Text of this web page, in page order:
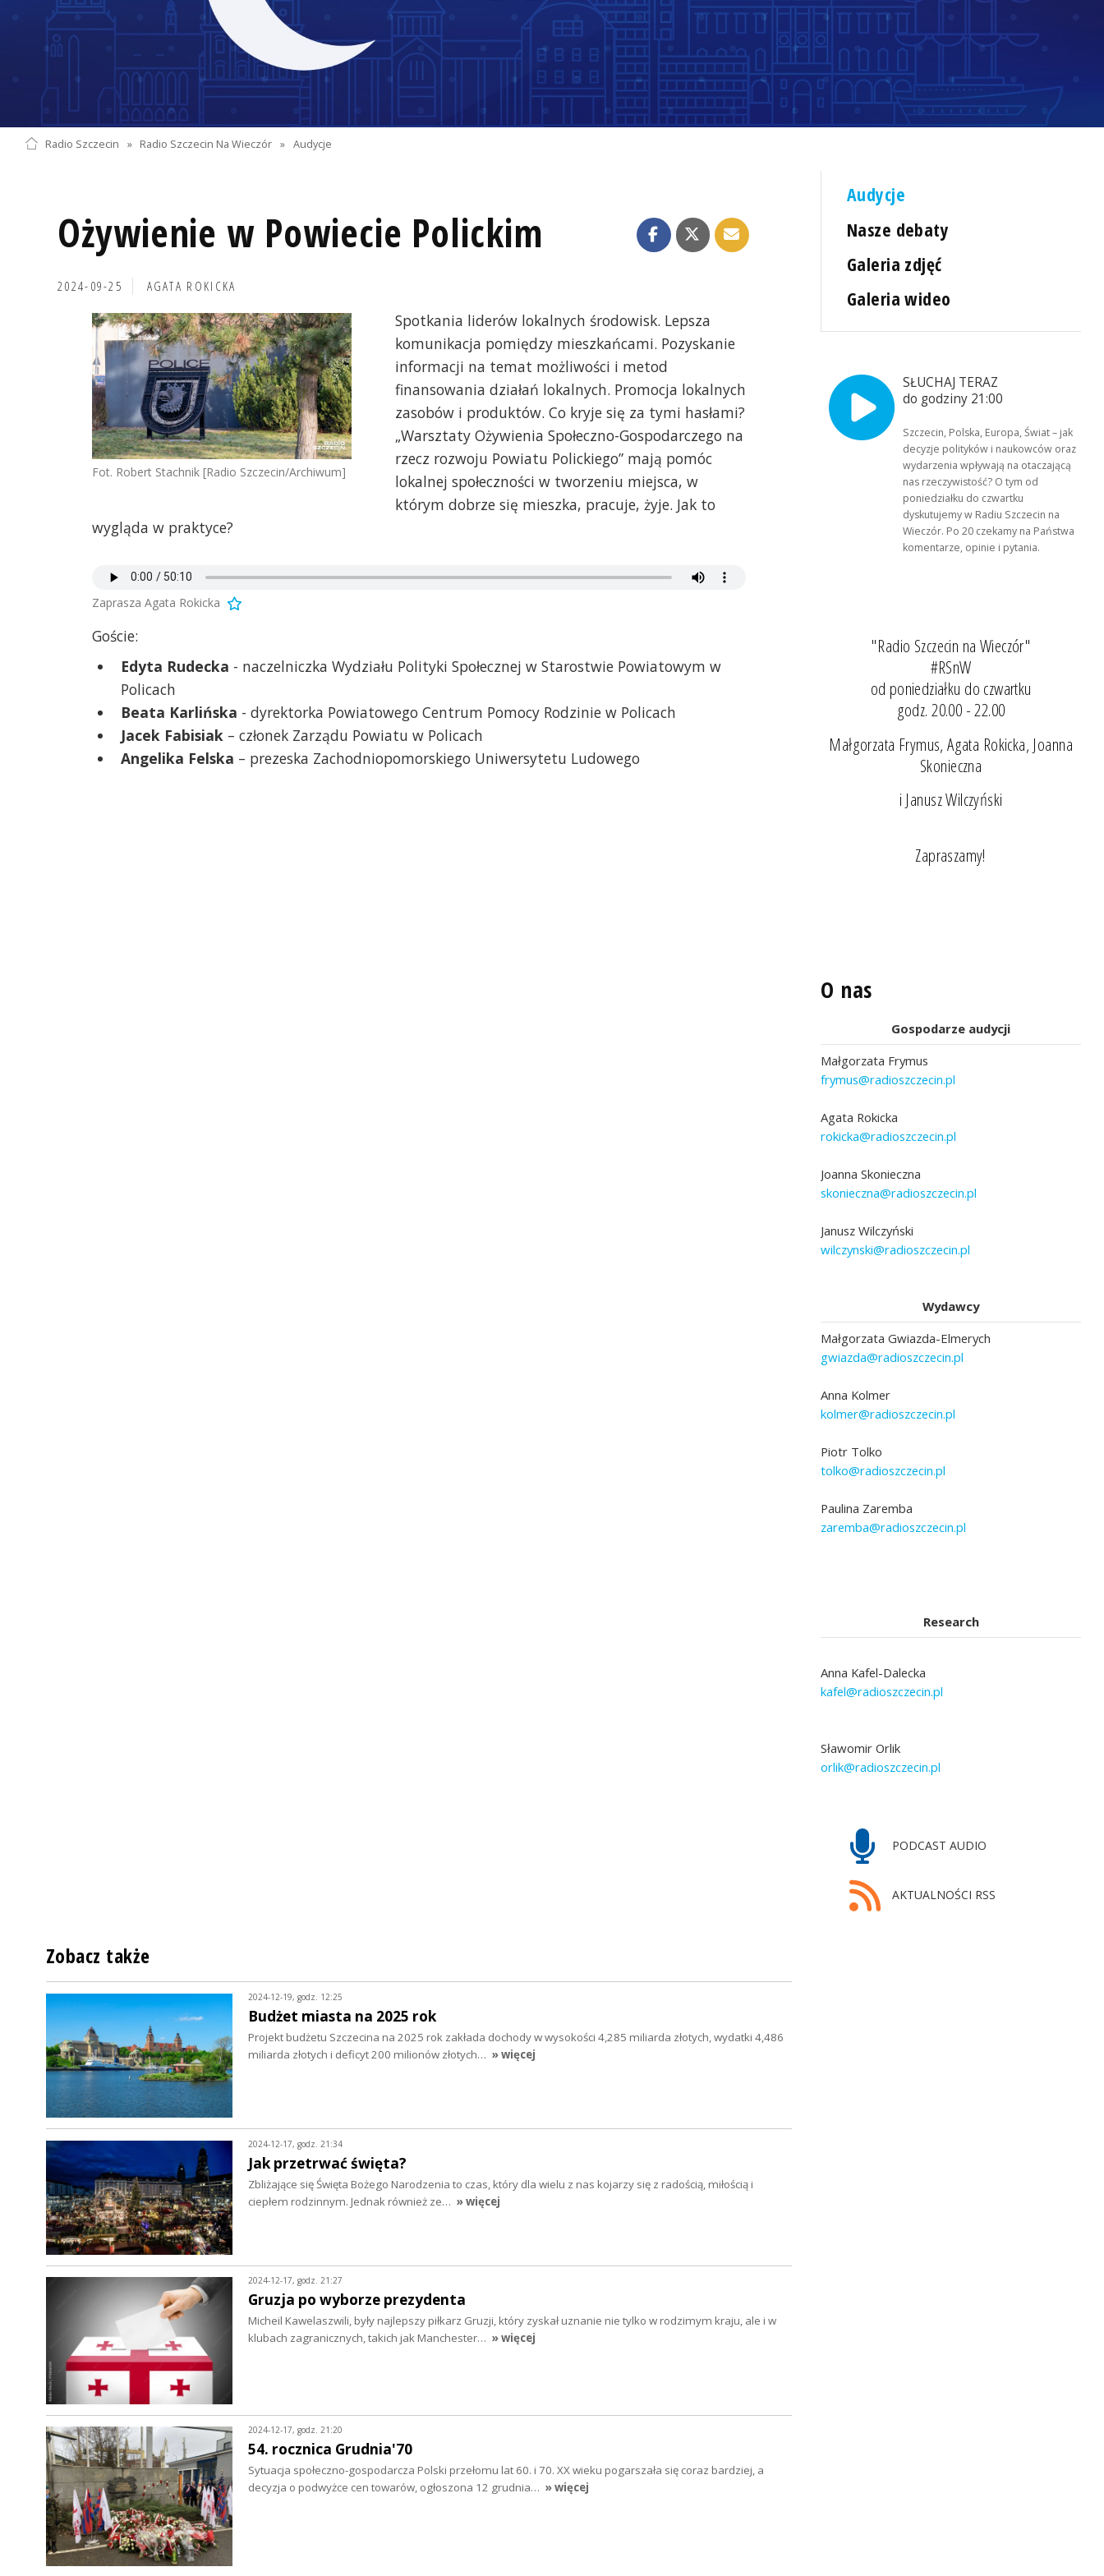
Radio Szczecin » Radio Szczecin Na Wieczór » Audycje
Ożywienie w Powiecie Polickim
2024-09-25 AGATA ROKICKA
Fot. Robert Stachnik [Radio Szczecin/Archiwum]
Spotkania liderów lokalnych środowisk. Lepsza
komunikacja pomiędzy mieszkańcami. Pozyskanie
informacji na temat możliwości i metod
finansowania działań lokalnych. Promocja lokalnych
zasobów i produktów. Co kryje się za tymi hasłami?
„Warsztaty Ożywienia Społeczno-Gospodarczego na
rzecz rozwoju Powiatu Polickiego” mają pomóc
lokalnej społeczności w tworzeniu miejsca, w
którym dobrze się mieszka, pracuje, żyje. Jak to
wygląda w praktyce?
Zaprasza Agata Rokicka
Goście:
Edyta Rudecka - naczelniczka Wydziału Polityki Społecznej w Starostwie Powiatowym w
Policach
Beata Karlińska - dyrektorka Powiatowego Centrum Pomocy Rodzinie w Policach
Jacek Fabisiak – członek Zarządu Powiatu w Policach
Angelika Felska – prezeska Zachodniopomorskiego Uniwersytetu Ludowego
Audycje
Nasze debaty
Galeria zdjęć
Galeria wideo
SŁUCHAJ TERAZ
do godziny 21:00
Szczecin, Polska, Europa, Świat – jak
decyzje polityków i naukowców oraz
wydarzenia wpływają na otaczającą
nas rzeczywistość? O tym od
poniedziałku do czwartku
dyskutujemy w Radiu Szczecin na
Wieczór. Po 20 czekamy na Państwa
komentarze, opinie i pytania.
"Radio Szczecin na Wieczór"
#RSnW
od poniedziałku do czwartku
godz. 20.00 - 22.00
Małgorzata Frymus, Agata Rokicka, Joanna
Skonieczna
i Janusz Wilczyński
Zapraszamy!
O nas
Gospodarze audycji
Małgorzata Frymus
frymus@radioszczecin.pl
Agata Rokicka
rokicka@radioszczecin.pl
Joanna Skonieczna
skonieczna@radioszczecin.pl
Janusz Wilczyński
wilczynski@radioszczecin.pl
Wydawcy
Małgorzata Gwiazda-Elmerych
gwiazda@radioszczecin.pl
Anna Kolmer
kolmer@radioszczecin.pl
Piotr Tolko
tolko@radioszczecin.pl
Paulina Zaremba
zaremba@radioszczecin.pl
Research
Anna Kafel-Dalecka
kafel@radioszczecin.pl
Sławomir Orlik
orlik@radioszczecin.pl
PODCAST AUDIO
AKTUALNOŚCI RSS
Zobacz także
2024-12-19, godz. 12:25
Budżet miasta na 2025 rok
Projekt budżetu Szczecina na 2025 rok zakłada dochody w wysokości 4,285 miliarda złotych, wydatki 4,486
miliarda złotych i deficyt 200 milionów złotych… » więcej
2024-12-17, godz. 21:34
Jak przetrwać święta?
Zbliżające się Święta Bożego Narodzenia to czas, który dla wielu z nas kojarzy się z radością, miłością i
ciepłem rodzinnym. Jednak również ze… » więcej
2024-12-17, godz. 21:27
Gruzja po wyborze prezydenta
Micheil Kawelaszwili, były najlepszy piłkarz Gruzji, który zyskał uznanie nie tylko w rodzimym kraju, ale i w
klubach zagranicznych, takich jak Manchester… » więcej
2024-12-17, godz. 21:20
54. rocznica Grudnia'70
Sytuacja społeczno-gospodarcza Polski przełomu lat 60. i 70. XX wieku pogarszała się coraz bardziej, a
decyzja o podwyżce cen towarów, ogłoszona 12 grudnia… » więcej